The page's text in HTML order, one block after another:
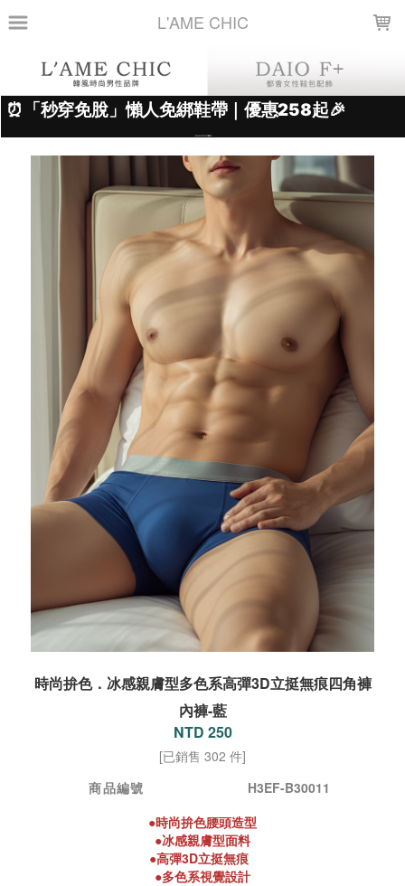
L'AME CHIC
時尚拚色．冰感親膚型多色系高彈3D立挺無痕四角褲
內褲-藍
NTD 250
[已銷售 302 件]
商品編號
H3EF-B30011
●時尚拚色腰頭造型
●冰感親膚型面料
●高彈3D立挺無痕
●多色系視覺設計